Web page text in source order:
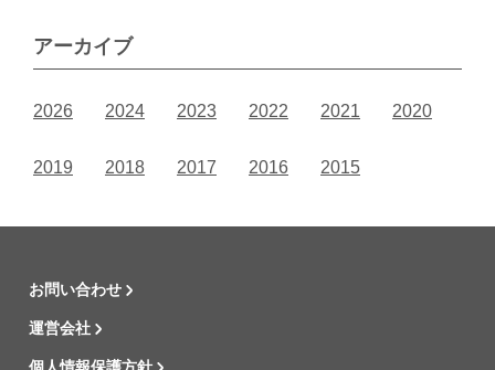
アーカイブ
2026 2024 2023 2022 2021 2020
2019 2018 2017 2016 2015
お問い合わせ
運営会社